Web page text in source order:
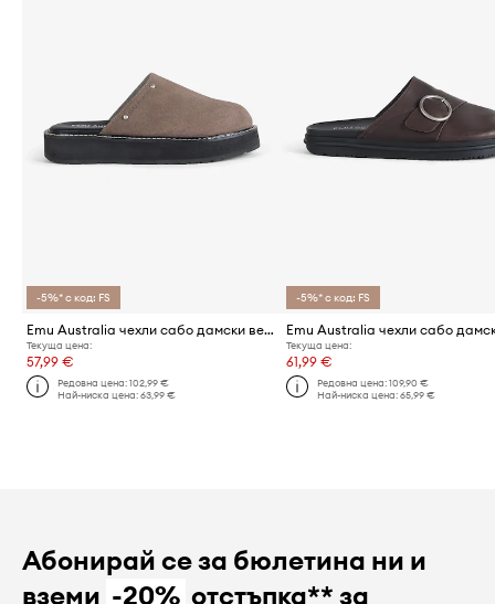
-5%* с код: FS
Emu Australia чехли сабо дамски велурени Maroo
Текуща цена:
57,99 €
Редовна цена:102,99 €
Най-ниска цена:63,99 €
-5%* с код: FS
Текуща цена:
61,99 €
Редовна цена: 109,90 €
Най-ниска цена: 65,99 €
Абонирай се за бюлетина ни и
вземи -20% отстъпка** за